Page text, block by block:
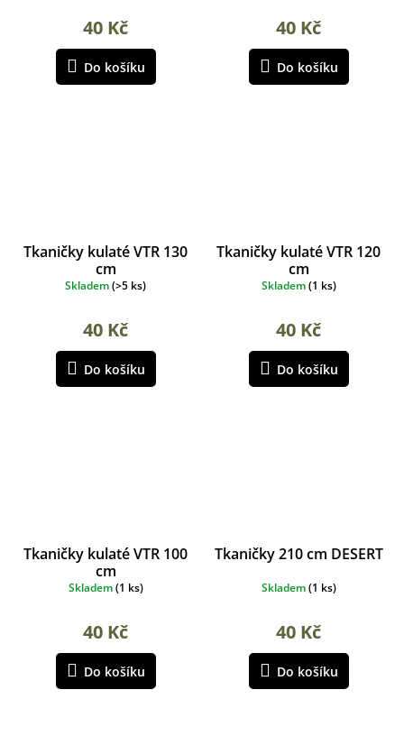
40 Kč
Do košíku
40 Kč
Do košíku
Tkaničky kulaté VTR 130
cm
Skladem(>5 ks)
40 Kč
Do košíku
Tkaničky kulaté VTR 120
cm
Skladem(1 ks)
40 Kč
Do košíku
Tkaničky kulaté VTR 100
cm
Skladem(1 ks)
40 Kč
Do košíku
Tkaničky 210 cm DESERT
Skladem(1 ks)
40 Kč
Do košíku